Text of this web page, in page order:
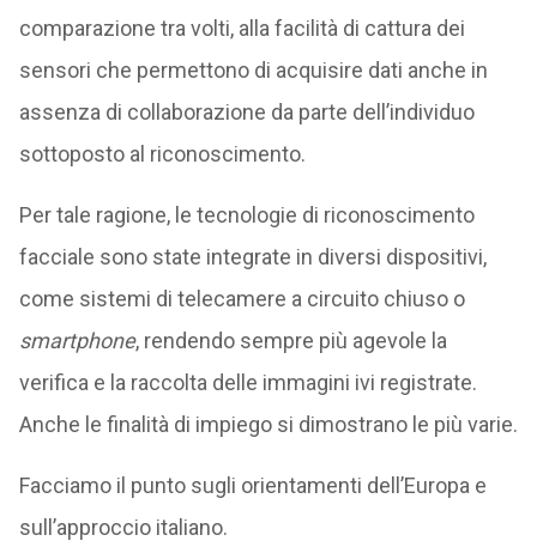
comparazione tra volti, alla facilità di cattura dei
sensori che permettono di acquisire dati anche in
assenza di collaborazione da parte dell’individuo
sottoposto al riconoscimento.
Per tale ragione, le tecnologie di riconoscimento
facciale sono state integrate in diversi dispositivi,
come sistemi di telecamere a circuito chiuso o
smartphone, rendendo sempre più agevole la
verifica e la raccolta delle immagini ivi registrate.
Anche le finalità di impiego si dimostrano le più varie.
Facciamo il punto sugli orientamenti dell’Europa e
sull’approccio italiano.